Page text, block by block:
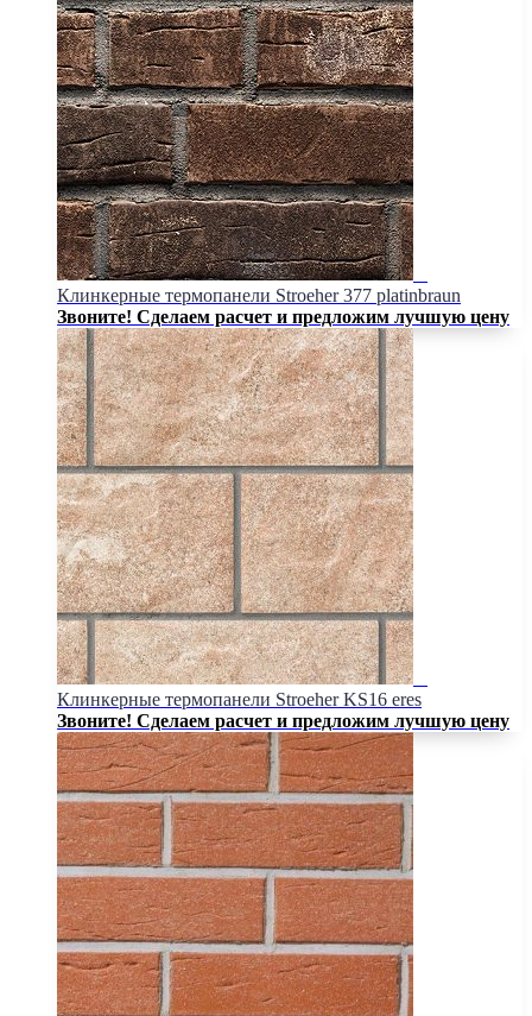
Клинкерные термопанели Stroeher 377 platinbraun
Звоните! Сделаем расчет и предложим лучшую цену
Клинкерные термопанели Stroeher KS16 eres
Звоните! Сделаем расчет и предложим лучшую цену